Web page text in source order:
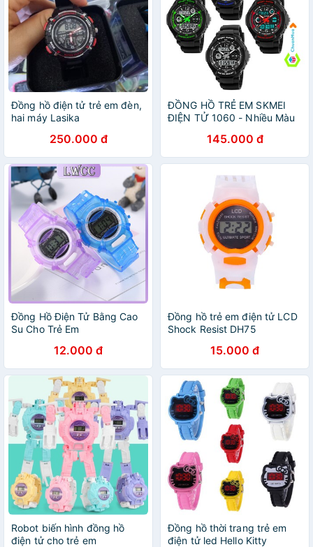
Đồng hồ điện tử trẻ em đèn,
hai máy Lasika
250.000 đ
ĐỒNG HỒ TRẺ EM SKMEI
ĐIỆN TỬ 1060 - Nhiều Màu
145.000 đ
Đồng Hồ Điện Tử Bằng Cao
Su Cho Trẻ Em
12.000 đ
Đồng hồ trẻ em điện tử LCD
Shock Resist DH75
15.000 đ
Robot biến hình đồng hồ
điện tử cho trẻ em
Đồng hồ thời trang trẻ em
điện tử led Hello Kitty